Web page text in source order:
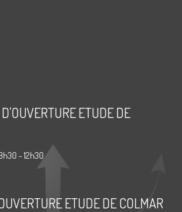
ETUDE DE
- 12h30
ETUDE DE COLMAR